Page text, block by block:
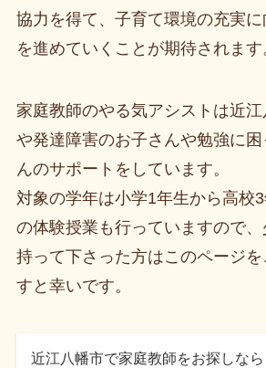
協力を得て、子育て環境の充実
を進めていくことが期待されます
家庭教師のやる気アシストは近
や発達障害のお子さんや勉強に困
んのサポートをしています。
対象の学年は小学1年生から高校
の体験授業も行っていますので
持って下さった方はこのページを
すと幸いです。
近江八幡市で家庭教師をお探しな